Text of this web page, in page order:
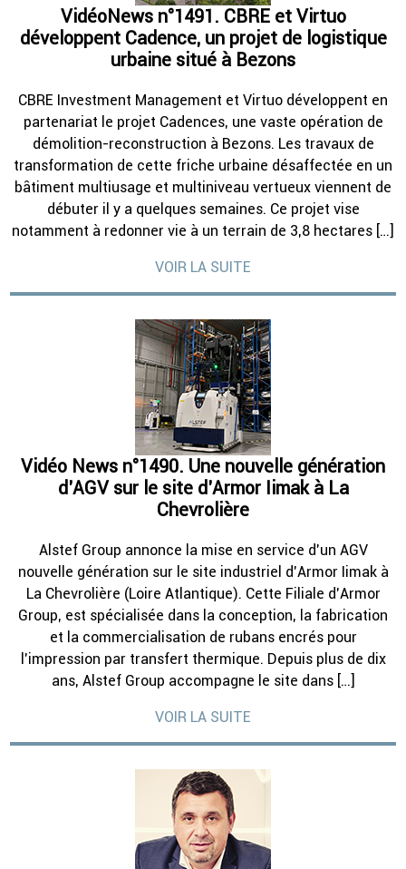
VidéoNews n°1491. CBRE et Virtuo
développent Cadence, un projet de logistique
urbaine situé à Bezons
CBRE Investment Management et Virtuo développent en
partenariat le projet Cadences, une vaste opération de
démolition-reconstruction à Bezons. Les travaux de
transformation de cette friche urbaine désaffectée en un
bâtiment multiusage et multiniveau vertueux viennent de
débuter il y a quelques semaines. Ce projet vise
notamment à redonner vie à un terrain de 3,8 hectares […]
VOIR LA SUITE
Vidéo News n°1490. Une nouvelle génération
d’AGV sur le site d’Armor Iimak à La
Chevrolière
Alstef Group annonce la mise en service d’un AGV
nouvelle génération sur le site industriel d’Armor Iimak à
La Chevrolière (Loire Atlantique). Cette Filiale d’Armor
Group, est spécialisée dans la conception, la fabrication
et la commercialisation de rubans encrés pour
l’impression par transfert thermique. Depuis plus de dix
ans, Alstef Group accompagne le site dans […]
VOIR LA SUITE